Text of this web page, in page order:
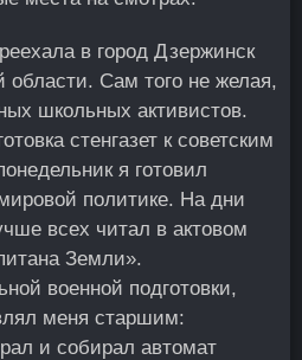
в город Дзержинск
области. Сам того не желая,
школьных активистов.
стенгазет к советским
я готовил
политике. На дни
всех читал в актовом
Земли».
военной подготовки,
меня старшим:
и собирал автомат